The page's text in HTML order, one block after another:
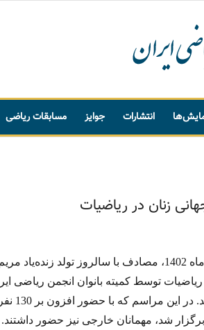
انتشارات جوایز مسابقات ریاضی
زنان در ریاضیات
1402، مصادف با سالروز تولد زنده‌یاد
توسط کمیته بانوان انجمن ریاضی
. در این مراسم که با حضور افزون بر 130
شد، مهمانان خارجی نیز حضور داشتند.